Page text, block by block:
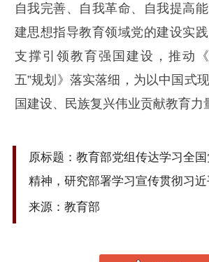
自我完善、自我革命、自我提高
建思想指导教育领域党的建设实
支撑引领教育强国建设，推动
五”规划》落实落细，为以中国式
国建设、民族复兴伟业贡献教育力
原标题：教育部党组传达学习全
精神，研究部署学习宣传贯彻习
来源：教育部